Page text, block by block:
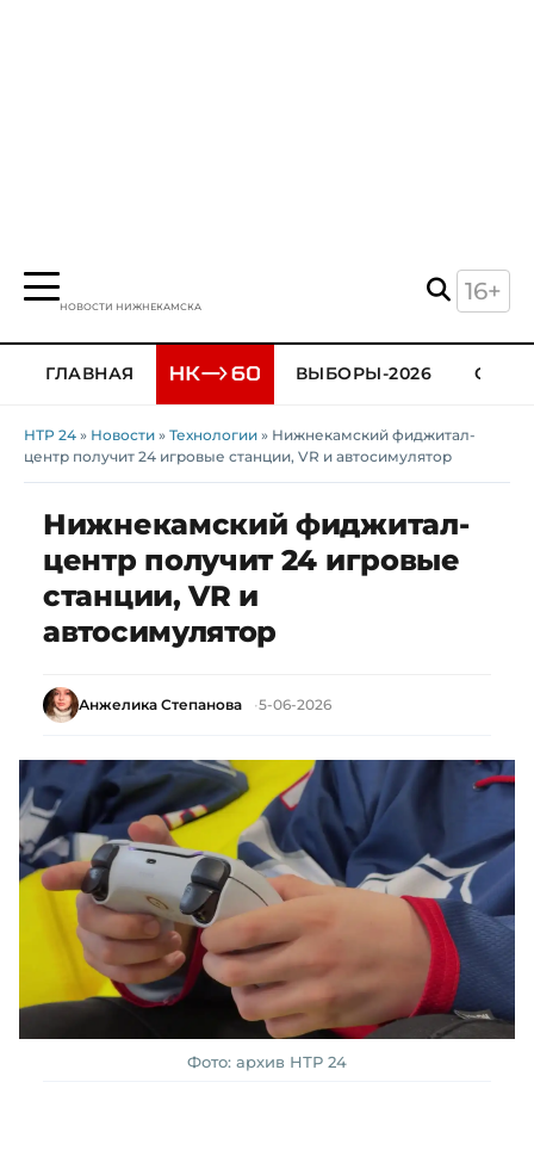
НОВОСТИ НИЖНЕКАМСКА
16+
ГЛАВНАЯ ВЫБОРЫ-2026
НТР 24 » Новости » Технологии » Нижнекамский фиджитал-
центр получит 24 игровые станции, VR и автосимулятор
Нижнекамский фиджитал-
центр получит 24 игровые
станции, VR и
автосимулятор
Анжелика Степанова 5-06-2026
Фото: архив НТР 24